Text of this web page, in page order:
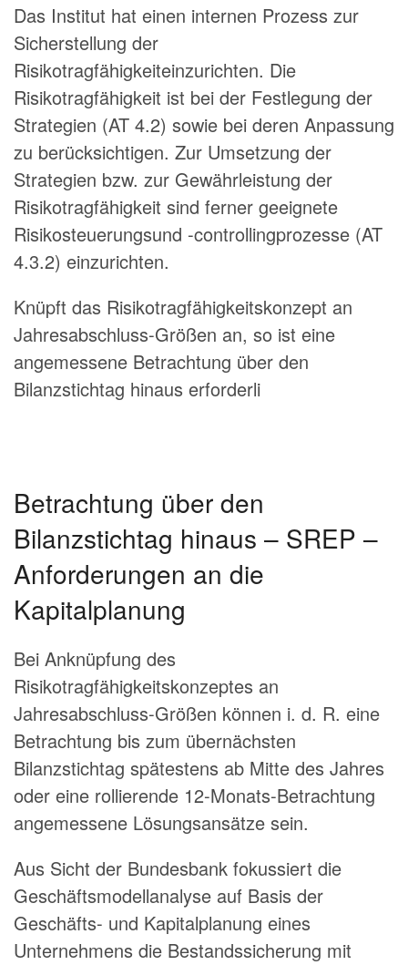
Das Institut hat einen internen Prozess zur
Sicherstellung der
Risikotragfähigkeiteinzurichten. Die
Risikotragfähigkeit ist bei der Festlegung der
Strategien (AT 4.2) sowie bei deren Anpassung
zu berücksichtigen. Zur Umsetzung der
Strategien bzw. zur Gewährleistung der
Risikotragfähigkeit sind ferner geeignete
Risikosteuerungsund -controllingprozesse (AT
4.3.2) einzurichten.
Knüpft das Risikotragfähigkeitskonzept an
Jahresabschluss-Größen an, so ist eine
angemessene Betrachtung über den
Bilanzstichtag hinaus erforderli
Betrachtung über den
Bilanzstichtag hinaus – SREP –
Anforderungen an die
Kapitalplanung
Bei Anknüpfung des
Risikotragfähigkeitskonzeptes an
Jahresabschluss-Größen können i. d. R. eine
Betrachtung bis zum übernächsten
Bilanzstichtag spätestens ab Mitte des Jahres
oder eine rollierende 12-Monats-Betrachtung
angemessene Lösungsansätze sein.
Aus Sicht der Bundesbank fokussiert die
Geschäftsmodellanalyse auf Basis der
Geschäfts- und Kapitalplanung eines
Unternehmens die Bestandssicherung mit